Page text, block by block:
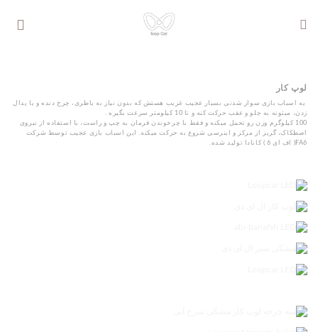
content
لوپ کار
یه اسباب بازی سوار شدنی بسیار عجیب غریب هستش که بدون نیاز به باطری، چرخ دنده و یا پدال
زدن، میتونه به جلو و عقب حرکت کنه و تا 10 کیلومتر سرعت بگیره .
100 کیلوگرم وزن رو تحمل میکنه و فقط با چرخوندن فرمان به چپ و راست، با استفاده از نیروی
اصطکاک، گریز از مرکز و اینرسی شروع به حرکت میکنه.
این اسباب بازی عجیب توسط شرکت
FA6( اف ای 6 ) کانادا تولید شده.